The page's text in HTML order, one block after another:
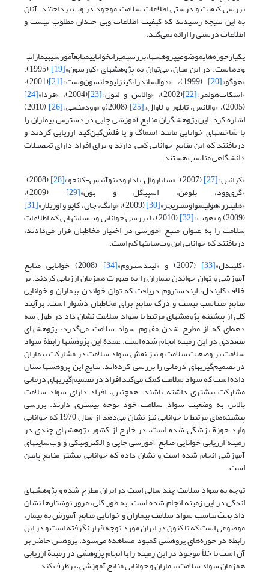
بررسی کیفیت و درستی اطلاعات سلامت موجود در وب پرداختند. آنان
به این نتیجه رسیدند که کیفیت اطلاعات وبی چندان مطلوب نیست و
اطلاعات درستی را ارائه نمی‌کند.
یکیازحوزه‌هایموضوعیپژوهشها،بررسیمیزانخواناییمنابعآموزشیبیمارانب
ودهاست. در این میان، می‌توان به پژوهشهای «کورسون»[19] (1995)،
«هوگو»[20] (1999)، «دوالساندرا،کینزلیوجانسون‌وست» [21] (2001)،
«اسکات‌هولمز»[22] (2002)، «والاس و لنون» [23] (2004)، «فردا» [24]
(2005)، «والانس، تایلور و لاوال» [25] (2008)و «وودمنسی» [26]
(2010)
اشاره کرد. این پژوهشگران منابع آموزشی چاپی در دسترس بیماران را
با شاخصهای خوانایی مانند اسماگ و یا فلش‌کین‌کید ارزیابی کردند و
دریافتند که این منابع خوانایی کمی دارند و برای افراد دارای تحصیلات
دانشگاهی مناسب هستند.
«کرانین»[27] (2007)، «ساباروال،بادارودینوآنیس-کانجو» [28] (2008)،
«گری‌وود، بلومن، اسپیگل و بون»[29] (2009)،
«هلیتزر،هولیسواوستریچر»[30] (2009)، «وانگ، جان، کاپو و اوریلاز» [31]
(2009) و «هوپ» [32] (2010) با بررسی خوانایی وب‌سایتهایی که اطلاعات
سلامت را به عنوان منبع آموزشی در اختیار مخاطبان قرار می‌دادند،
دریافتند که خوانایی این وب‌سایتها کم است.
«کلیندل»[33] (2007) و «لیندستروم» [34] (2008) خوانایی منابع
آموزشی و توان خواندن بیماران را به صورت همزمان ارزیابی کردند. بر
خلاف کلیندل، لیندستروم دریافت که توان خواندن بیماران و خوانایی
منابع متناسب نیست و درک منابع برای مخاطبان دشوار است. برآیند
کلی از پیشینه پژوهشهای مرتبط با سواد سلامت نشان داد در طول سه
‌دهه‌ای که از مطرح شدن مفهوم سواد سلامت می‌گذرد، پژوهشهای
متعددی در این زمینه انجام شده است. عمدة این پژوهشها رابطة سواد
سلامت بر وضعیت سلامت و نیز نقش سواد سلامت در مشارکت بیماران
در تصمیم‌گیریهای درمانی را بررسی کرده‌اند. نتایج این پژوهشها نشان
داده است که سواد سلامت کمک می‌کند افراد در تصمیم‌گیریهای درمانی
مشارکت بیشتری داشته باشند. همچنین، افراد دارای سواد سلامت
بالاتر، به وضعیت سواد سلامت خود توجه بیشتری دارند. بررسی
پیشینه‌های مرتبط با خوانایی نیز نشان می‌دهد از سال 1970 که خوانایی
وارد حوزة پزشکی شده است، در خارج از کشور پژوهشهای چندی در
زمینة ارزیابی خوانایی منابع آموزشی چاپی و الکترونیکی و وب‌سایتهای
آموزشی انجام شده است و نشان داده که خوانایی بیشتر منابع پایین
است.
توجه به سواد سلامت چند سالی است در ایران مطرح شده و پژوهشهای
اندکی در این زمینه انجام شده است. به طور کلی، مرور نوشتار‌ها نشان
داد بحث تناسب سواد سلامت بیماران و خوانایی منابع آموزش به بیمار،
موضوعی است که تا کنون در ایران مورد توجه قرار نگرفته است و در این
رابطه در حوزه‌های پژوهشی کمبود مشاهده می‌شود. پژوهش حاضر بر
آن است تا خلأ موجود در این زمینه را با انجام پژوهشی در زمینة ارزیابی
همزمان سواد سلامت بیماران و خوانایی منابع آموزشی، برطرف کند.